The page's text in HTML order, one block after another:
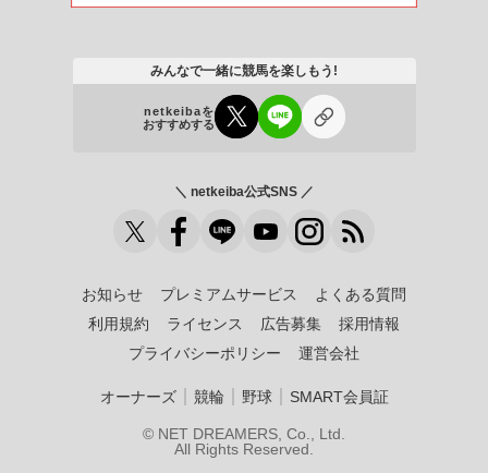
みんなで一緒に競馬を楽しもう!
netkeibaを
おすすめする
＼ netkeiba公式SNS ／
お知らせ プレミアムサービス
よくある質問
利用規約
ライセンス 広告募集
採用情報
プライバシーポリシー
運営会社
オーナーズ｜ 競輪 野球｜ SMART会員証
© NET DREAMERS, Co., Ltd.
All Rights Reserved.